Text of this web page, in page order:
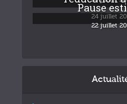
24 juillet
Pause
22 juillet